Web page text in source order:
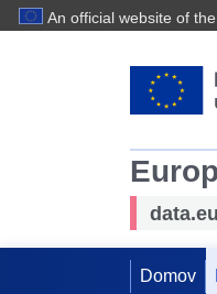
An official website of
Domov